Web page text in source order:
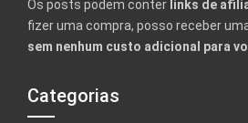
Os posts podem conter links de
fizer uma compra, posso receber
sem nenhum custo adicional para
Categorias